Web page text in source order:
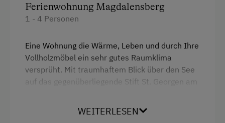
Ferienwohnung Magdalensberg
1 - 4 Personen
Eine Wohnung die Wärme, Leben und durch Ihre
Vollholzmöbel ein sehr gutes Raumklima
versprüht. Mit traumhaftem Blick über den See
auf das gegenüberliegende Stift St. Georgen am
zu einem Kleinod. Mehr finden Sie unter
WEITERLESEN